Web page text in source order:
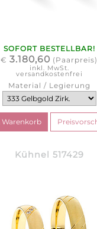
SOFORT BESTELLBAR!
€ 3.180,60 (Paarpreis)
inkl. MwSt.
versandkostenfrei
Material / Legierung
Kühnel 517429